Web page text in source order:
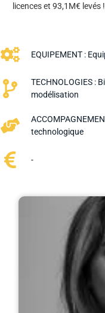
licences et 93,1M€ levés !
EQUIPEMENT :
TECHNOLOGIES :
modélisation
technologique
-